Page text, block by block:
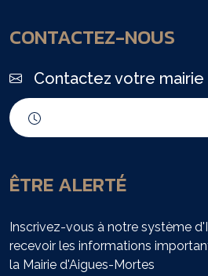
CONTACTEZ-NOUS
Contactez votre mairie
ÊTRE ALERTÉ
Inscrivez-vous à notre système
recevoir les informations
la Mairie d'Aigues-Mortes